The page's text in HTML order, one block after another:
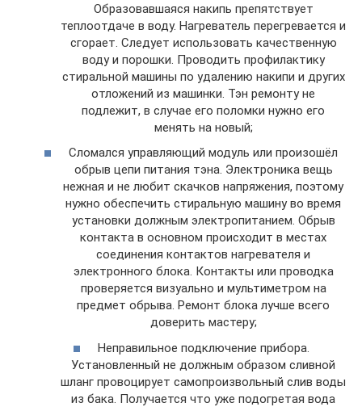
Образовавшаяся накипь препятствует
теплоотдаче в воду. Нагреватель перегревается и
сгорает. Следует использовать качественную
воду и порошки. Проводить профилактику
стиральной машины по удалению накипи и других
отложений из машинки. Тэн ремонту не
подлежит, в случае его поломки нужно его
менять на новый;
Сломался управляющий модуль или произошёл
обрыв цепи питания тэна. Электроника вещь
нежная и не любит скачков напряжения, поэтому
нужно обеспечить стиральную машину во время
установки должным электропитанием. Обрыв
контакта в основном происходит в местах
соединения контактов нагревателя и
электронного блока. Контакты или проводка
проверяется визуально и мультиметром на
предмет обрыва. Ремонт блока лучше всего
доверить мастеру;
Неправильное подключение прибора.
Установленный не должным образом сливной
шланг провоцирует самопроизвольный слив воды
из бака. Получается что уже подогретая вода